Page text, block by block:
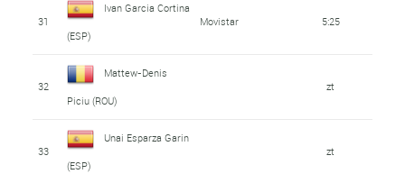
31
Ivan Garcia Cortina
(ESP)
Movistar 5:25
32
Mattew-Denis
Piciu (ROU)
zt
33
Unai Esparza Garin
(ESP)
zt